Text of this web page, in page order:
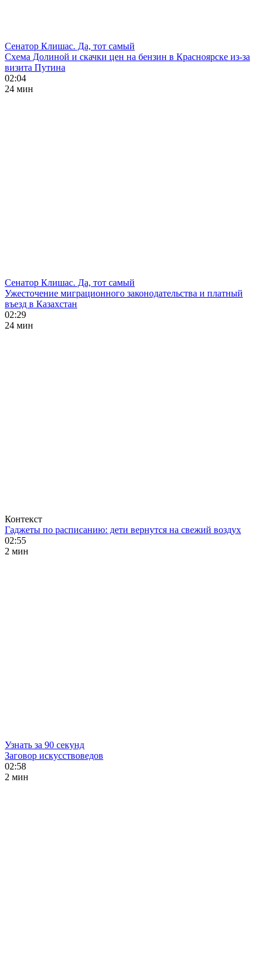
Сенатор Клишас. Да, тот самый
Схема Долиной и скачки цен на бензин в Красноярске из-за
визита Путина
02:04
24 мин
Сенатор Клишас. Да, тот самый
Ужесточение миграционного законодательства и платный
въезд в Казахстан
02:29
24 мин
Контекст
Гаджеты по расписанию: дети вернутся на свежий воздух
02:55
2 мин
Узнать за 90 секунд
Заговор искусствоведов
02:58
2 мин